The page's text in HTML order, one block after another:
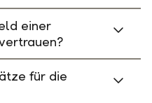
einer
für die